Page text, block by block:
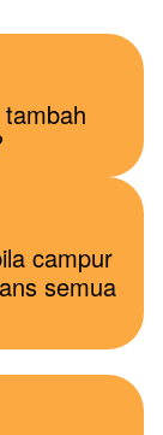
campur
semua